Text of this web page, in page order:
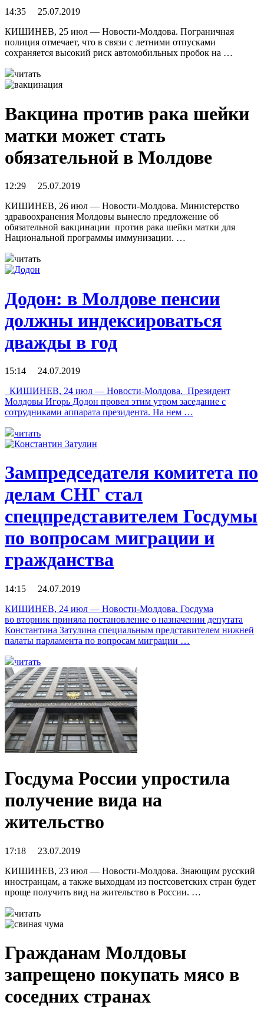
14:35 25.07.2019
КИШИНЕВ, 25 июл — Новости-Молдова. Пограничная
полиция отмечает, что в связи с летними отпусками
сохраняется высокий риск автомобильных пробок на …
читать
Вакцина против рака шейки
матки может стать
обязательной в Молдове
12:29 25.07.2019
КИШИНЕВ, 26 июл — Новости-Молдова. Министерство
здравоохранения Молдовы вынесло предложение об
обязательной вакцинации против рака шейки матки для
Национальной программы иммунизации. …
читать
Додон: в Молдове пенсии
должны индексироваться
дважды в год
15:14 24.07.2019
КИШИНЕВ, 24 июл — Новости-Молдова. Президент
Молдовы Игорь Додон провел этим утром заседание с
сотрудниками аппарата президента. На нем …
читать
Зампредседателя комитета по
делам СНГ стал
спецпредставителем Госдумы
по вопросам миграции и
гражданства
14:15 24.07.2019
КИШИНЕВ, 24 июл — Новости-Молдова. Госдума
во вторник приняла постановление о назначении депутата
Константина Затулина специальным представителем нижней
палаты парламента по вопросам миграции …
читать
Госдума России упростила
получение вида на
жительство
17:18 23.07.2019
КИШИНЕВ, 23 июл — Новости-Молдова. Знающим русский
иностранцам, а также выходцам из постсоветских стран будет
проще получить вид на жительство в России. …
читать
Гражданам Молдовы
запрещено покупать мясо в
соседних странах